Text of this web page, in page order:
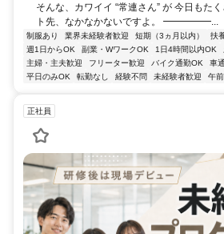
そんな、カワイイ “常連さん” が 今日もた
ト先、なかなかないですよ。 ━━━━━...
制服あり 業界未経験者歓迎 短期（3ヵ月以内） 扶
週1日からOK
副業・WワークOK 1日4時間以内OK
主婦・主夫歓迎
フリーター歓迎 バイク通勤OK 車
平日のみOK
転勤なし 経験不問 未経験者歓迎 午前
正社員